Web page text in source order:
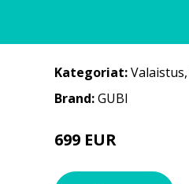
Kategoriat:Valaistus,
Brand:GUBI
699 EUR